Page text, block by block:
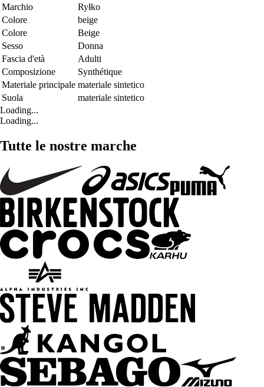
Marchio
Ryłko
Colore
beige
Colore
Beige
Sesso
Donna
Fascia d'età
Adulti
Composizione
Synthétique
Materiale principale materiale sintetico
Suola
materiale sintetico
Loading...
Loading...
Tutte le nostre marche